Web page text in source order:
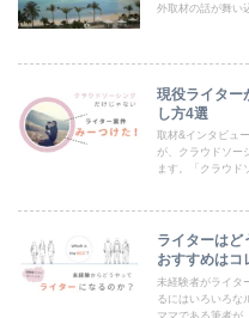
外取材の話が舞い
現役ライター
し方4選
取材&インタビュ
が、クラウドソー
ます。「クラウド
ライターはど
おすすめはコ
未経験者がライタ
るにはいろいろな
ママである筆者が